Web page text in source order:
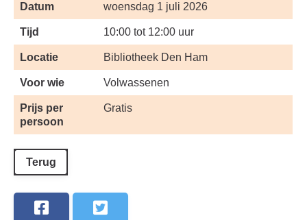
Datum woensdag 1 juli 2026
Tijd 10:00 tot 12:00 uur
Locatie Bibliotheek Den Ham
Voor wie Volwassenen
Prijs per
persoon
Gratis
Terug